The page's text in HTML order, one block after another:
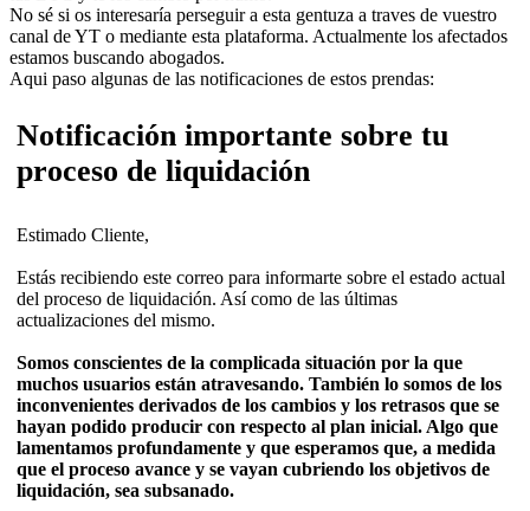
No sé si os interesaría perseguir a esta gentuza a traves de vuestro
canal de YT o mediante esta plataforma. Actualmente los afectados
estamos buscando abogados.
Aqui paso algunas de las notificaciones de estos prendas:
Notificación importante sobre tu
proceso de liquidación
Estimado Cliente,
Estás recibiendo este correo para informarte sobre el estado actual
del proceso de liquidación. Así como de las últimas
actualizaciones del mismo.
Somos conscientes de la complicada situación por la que
muchos usuarios están atravesando. También lo somos de los
inconvenientes derivados de los cambios y los retrasos que se
hayan podido producir con respecto al plan inicial. Algo que
lamentamos profundamente y que esperamos que, a medida
que el proceso avance y se vayan cubriendo los objetivos de
liquidación, sea subsanado.